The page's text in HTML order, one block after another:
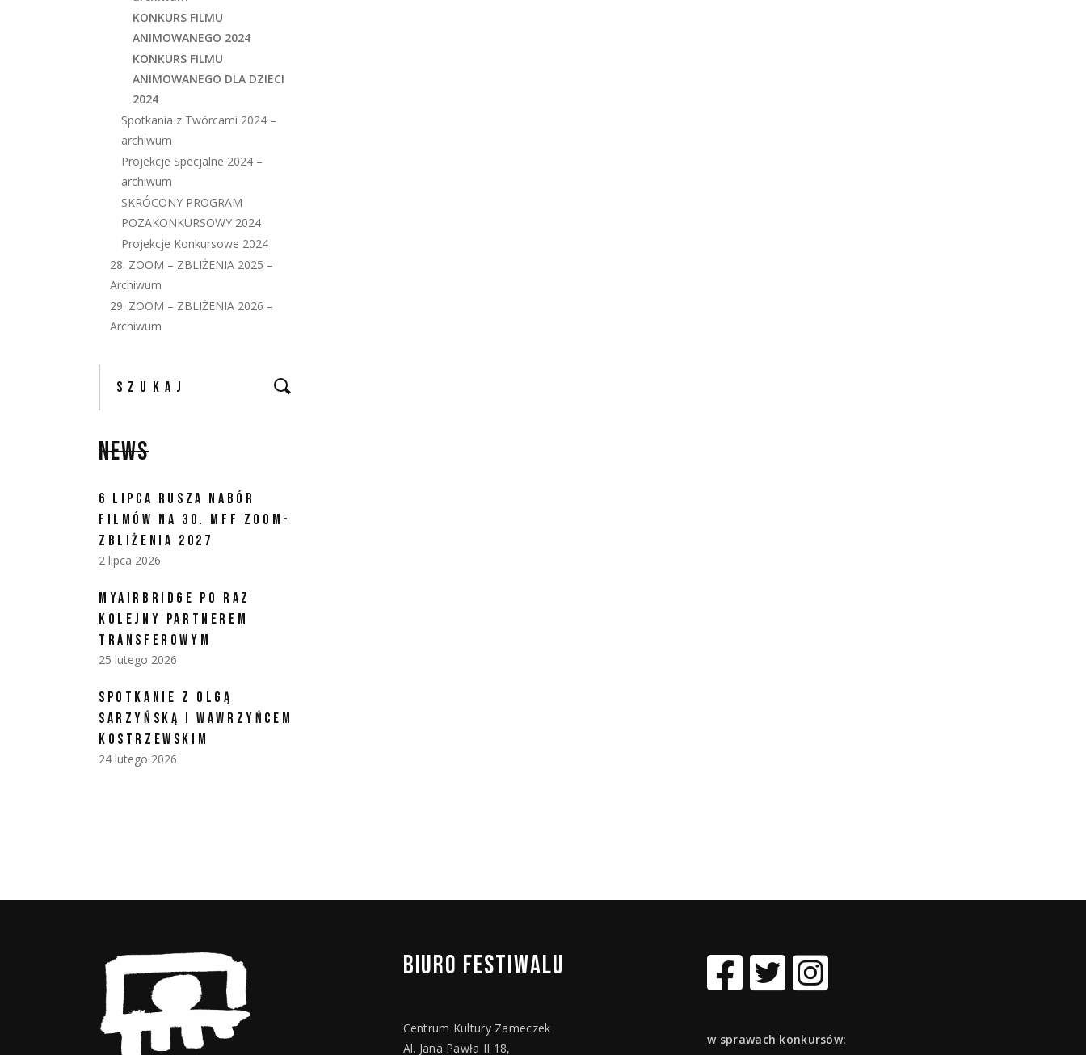
KONKURS FILMU
ANIMOWANEGO 2024
KONKURS FILMU
ANIMOWANEGO DLA DZIECI
2024
Spotkania z Twórcami 2024 –
archiwum
Projekcje Specjalne 2024 –
archiwum
SKRÓCONY PROGRAM
POZAKONKURSOWY 2024
Projekcje Konkursowe 2024
28. ZOOM – ZBLIŻENIA 2025 –
Archiwum
29. ZOOM – ZBLIŻENIA 2026 –
Archiwum
NEWS
6 LIPCA RUSZA NABÓR
FILMÓW NA 30. MFF ZOOM-
ZBLIŻENIA 2027
2 lipca 2026
MYAIRBRIDGE PO RAZ
KOLEJNY PARTNEREM
TRANSFEROWYM
25 lutego 2026
SPOTKANIE Z OLGĄ
SARZYŃSKĄ I WAWRZYŃCEM
KOSTRZEWSKIM
24 lutego 2026
BIURO FESTIWALU
Centrum Kultury Zameczek
Al. Jana Pawła II 18,
w sprawach konkursów: